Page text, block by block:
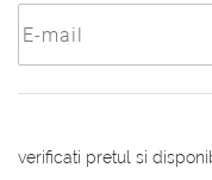
verificati pretul si